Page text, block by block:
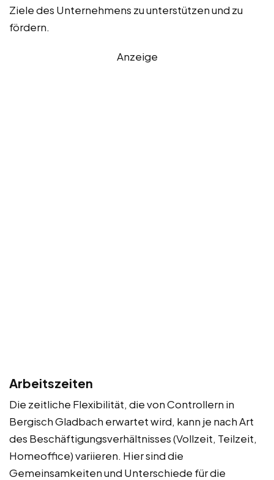
Ziele des Unternehmens zu unterstützen und zu
fördern.
Anzeige
Arbeitszeiten
Die zeitliche Flexibilität, die von Controllern in
Bergisch Gladbach erwartet wird, kann je nach Art
des Beschäftigungsverhältnisses (Vollzeit, Teilzeit,
Homeoffice) variieren. Hier sind die
Gemeinsamkeiten und Unterschiede für die